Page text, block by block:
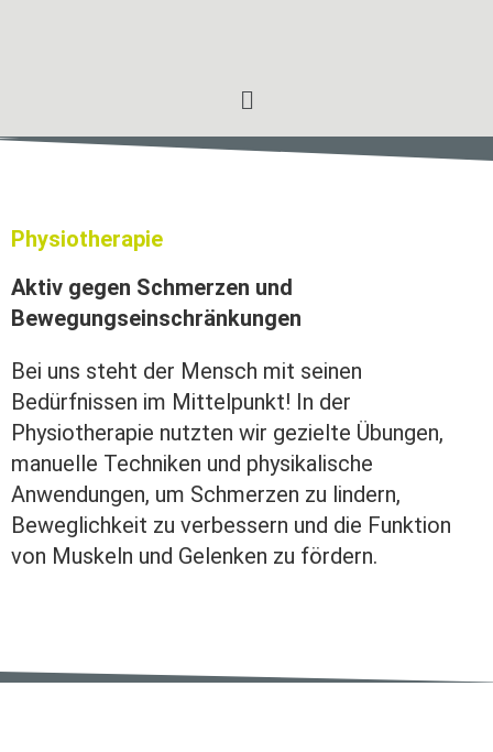
Physiotherapie
Aktiv gegen Schmerzen und
Bewegungseinschränkungen
Bei uns steht der Mensch mit seinen
Bedürfnissen im Mittelpunkt! In der
Physiotherapie nutzten wir gezielte Übungen,
manuelle Techniken und physikalische
Anwendungen, um Schmerzen zu lindern,
Beweglichkeit zu verbessern und die Funktion
von Muskeln und Gelenken zu fördern.